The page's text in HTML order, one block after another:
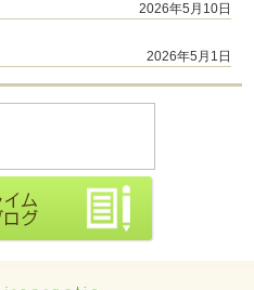
2026年5月10日
2026年5月1日